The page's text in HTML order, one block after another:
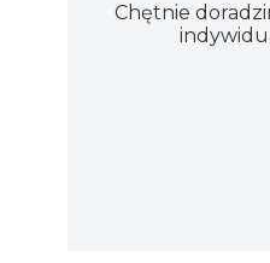
Chętnie